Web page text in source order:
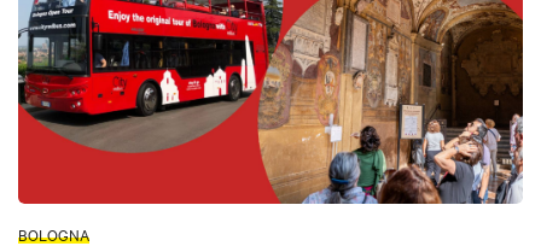
BOLOGNA